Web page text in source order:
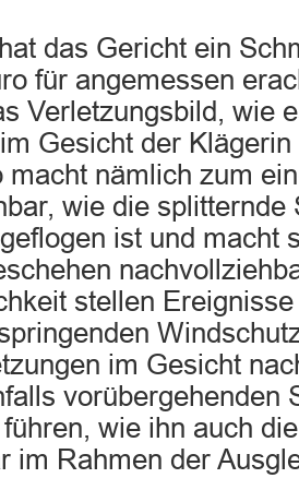
das Gericht ein
für angemessen
Verletzungsbild, wie
Gesicht der
macht nämlich zum
wie die splitternde
ist und macht
stellen
im Gesicht
vorübergehenden
wie ihn auch
im Rahmen der